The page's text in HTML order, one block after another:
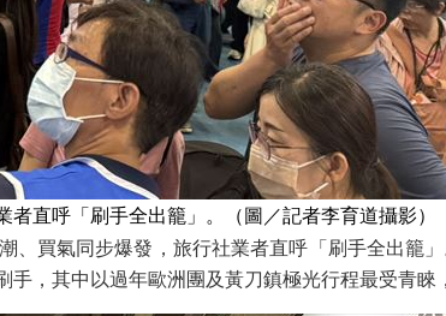
直呼「刷手全出籠」。（圖／記者李育道攝影）
買氣同步爆發，旅行社業者直呼「刷手全出籠
，其中以過年歐洲團及黃刀鎮極光行程最受青睞